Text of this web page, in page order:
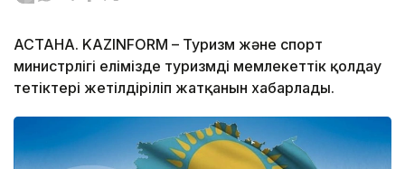
АСТАНА. KAZINFORM – Туризм және спорт
министрлігі елімізде туризмді мемлекеттік қолдау
тетіктері жетілдіріліп жатқанын хабарлады.